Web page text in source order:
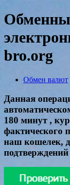
bro.org
Обмен валют
Данная
180 минут ,
фактического
наш кошелек,
подтверждений